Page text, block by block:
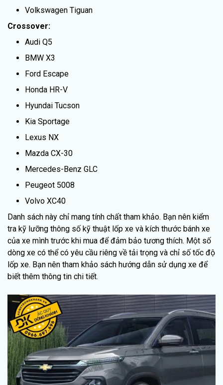
Volkswagen Tiguan
Crossover:
Audi Q5
BMW X3
Ford Escape
Honda HR-V
Hyundai Tucson
Kia Sportage
Lexus NX
Mazda CX-30
Mercedes-Benz GLC
Peugeot 5008
Volvo XC40
Danh sách này chỉ mang tính chất tham khảo. Bạn nên kiểm
tra kỹ lưỡng thông số kỹ thuật lốp xe và kích thước bánh xe
của xe mình trước khi mua để đảm bảo tương thích. Một số
dòng xe có thể có yêu cầu riêng về tải trọng và chỉ số tốc độ
lốp xe. Bạn nên tham khảo sách hướng dẫn sử dụng xe để
biết thêm thông tin chi tiết.